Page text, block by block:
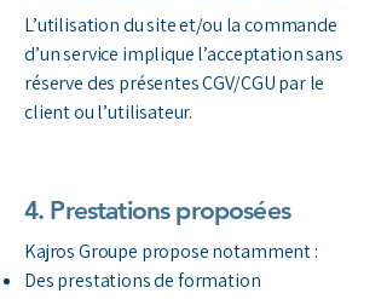
L’utilisation du site et/ou la commande
d’un service implique l’acceptation sans
réserve des présentes CGV/CGU par le
client ou l’utilisateur.
4. Prestations proposées
Kajros Groupe propose notamment :
Des prestations de formation